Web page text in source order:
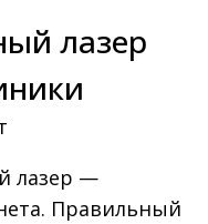
лазер
лазер —
Правильный